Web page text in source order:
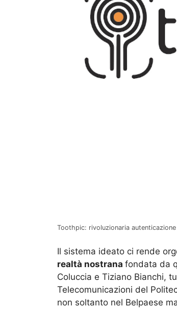
Toothpic: rivoluzionaria
Il sistema ideato ci rende
realtà nostrana fondata da
Coluccia e Tiziano Bianchi,
Telecomunicazioni del
non soltanto nel Belpaese